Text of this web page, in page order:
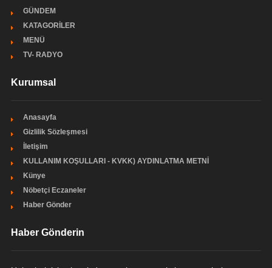
GÜNDEM
KATAGORİLER
MENÜ
TV- RADYO
Kurumsal
Anasayfa
Gizlilik Sözleşmesi
İletişim
KULLANIM KOŞULLARI - KVKK) AYDINLATMA METNİ
Künye
Nöbetçi Eczaneler
Haber Gönder
Haber Gönderin